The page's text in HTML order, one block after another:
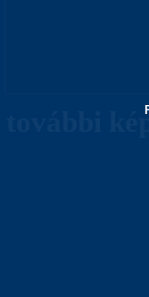
további